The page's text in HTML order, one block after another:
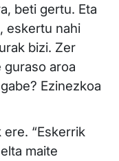
beti gertu. Eta
eskertu nahi
bizi. Zer
aroa
Ezinezkoa
“Eskerrik
maite